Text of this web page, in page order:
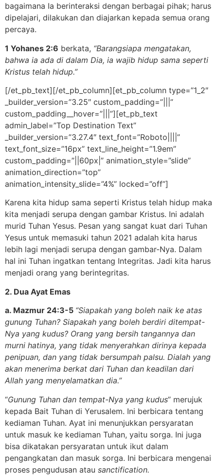
bagaimana Ia berinteraksi dengan berbagai pihak; harus
dipelajari, dilakukan dan diajarkan kepada semua orang
percaya.
1 Yohanes 2:6 berkata, “Barangsiapa mengatakan,
bahwa ia ada di dalam Dia, ia wajib hidup sama seperti
Kristus telah hidup.”
[/et_pb_text][/et_pb_column][et_pb_column type=”1_2″
_builder_version=”3.25″ custom_padding=”|||”
custom_padding__hover=”|||”][et_pb_text
admin_label=”Top Destination Text”
_builder_version=”3.27.4″ text_font=”Roboto||||”
text_font_size=”16px” text_line_height=”1.9em”
custom_padding=”||60px|” animation_style=”slide”
animation_direction=”top”
animation_intensity_slide=”4%” locked=”off”]
Karena kita hidup sama seperti Kristus telah hidup maka
kita menjadi serupa dengan gambar Kristus. Ini adalah
murid Tuhan Yesus. Pesan yang sangat kuat dari Tuhan
Yesus untuk memasuki tahun 2021 adalah kita harus
lebih lagi menjadi serupa dengan gambar-Nya. Dalam
hal ini Tuhan ingatkan tentang Integritas. Jadi kita harus
menjadi orang yang berintegritas.
2. Dua Ayat Emas
a. Mazmur 24:3-5 “Siapakah yang boleh naik ke atas
gunung Tuhan? Siapakah yang boleh berdiri ditempat-
Nya yang kudus? Orang yang bersih tangannya dan
murni hatinya, yang tidak menyerahkan dirinya kepada
penipuan, dan yang tidak bersumpah palsu. Dialah yang
akan menerima berkat dari Tuhan dan keadilan dari
Allah yang menyelamatkan dia.”
“Gunung Tuhan dan tempat-Nya yang kudus” merujuk
kepada Bait Tuhan di Yerusalem. Ini berbicara tentang
kediaman Tuhan. Ayat ini menunjukkan persyaratan
untuk masuk ke kediaman Tuhan, yaitu sorga. Ini juga
bisa dikatakan persyaratan untuk ikut dalam
pengangkatan dan masuk sorga. Ini berbicara mengenai
proses pengudusan atau sanctification.